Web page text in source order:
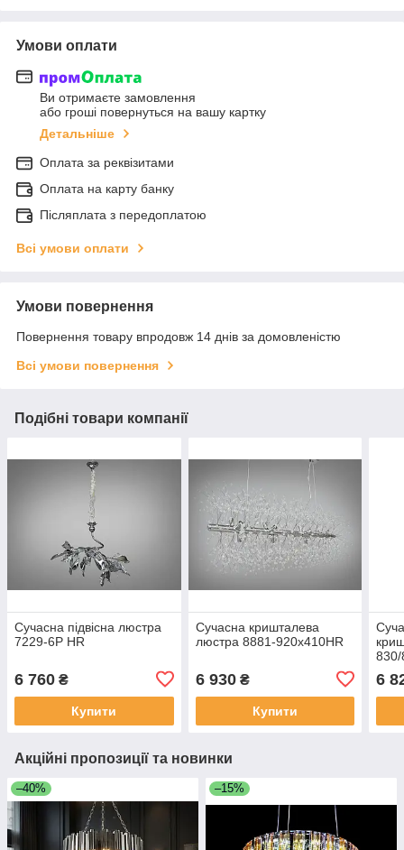
Умови оплати
Ви отримаєте замовлення
або гроші повернуться на вашу картку
Детальніше
Оплата за реквізитами
Оплата на карту банку
Післяплата з передоплатою
Всі умови оплати
Умови повернення
Повернення товару впродовж 14 днів за домовленістю
Всі умови повернення
Подібні товари компанії
Сучасна підвісна люстра
7229-6P HR
6 760 ₴
Купити
Сучасна кришталева
люстра 8881-920x410HR
6 930₴
Купити
830/
6
Акційні пропозиції та новинки
–40% –15%